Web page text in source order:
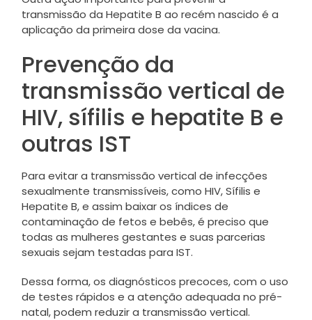
transmissão da Hepatite B ao recém nascido é a
aplicação da primeira dose da vacina.
Prevenção da
transmissão vertical de
HIV, sífilis e hepatite B e
outras IST
Para evitar a transmissão vertical de infecções
sexualmente transmissíveis, como HIV, Sífilis e
Hepatite B, e assim baixar os índices de
contaminação de fetos e bebês, é preciso que
todas as mulheres gestantes e suas parcerias
sexuais sejam testadas para IST.
Dessa forma, os diagnósticos precoces, com o uso
de testes rápidos e a atenção adequada no pré-
natal, podem reduzir a transmissão vertical.